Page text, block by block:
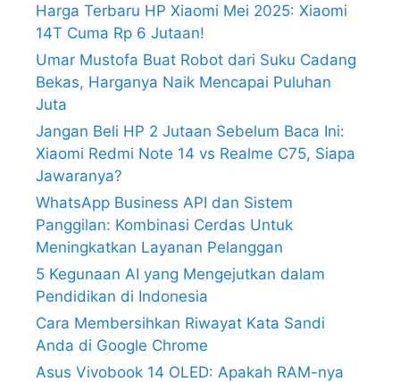
Harga Terbaru HP Xiaomi Mei 2025: Xiaomi
14T Cuma Rp 6 Jutaan!
Umar Mustofa Buat Robot dari Suku Cadang
Bekas, Harganya Naik Mencapai Puluhan
Juta
Jangan Beli HP 2 Jutaan Sebelum Baca Ini:
Xiaomi Redmi Note 14 vs Realme C75, Siapa
Jawaranya?
WhatsApp Business API dan Sistem
Panggilan: Kombinasi Cerdas Untuk
Meningkatkan Layanan Pelanggan
5 Kegunaan AI yang Mengejutkan dalam
Pendidikan di Indonesia
Cara Membersihkan Riwayat Kata Sandi
Anda di Google Chrome
Asus Vivobook 14 OLED: Apakah RAM-nya